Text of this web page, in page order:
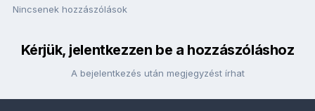
Nincsenek hozzászólások
Kérjük, jelentkezzen be a hozzászóláshoz
A bejelentkezés után megjegyzést írhat